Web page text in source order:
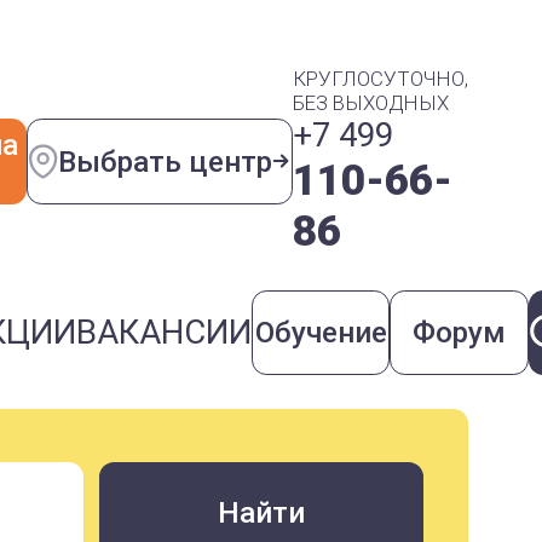
Выбрать центр
КРУГЛОСУТОЧНО,
БЕЗ ВЫХОДНЫХ
+7 499
110-66-
86
ВАКАНСИИ Обучение Форум